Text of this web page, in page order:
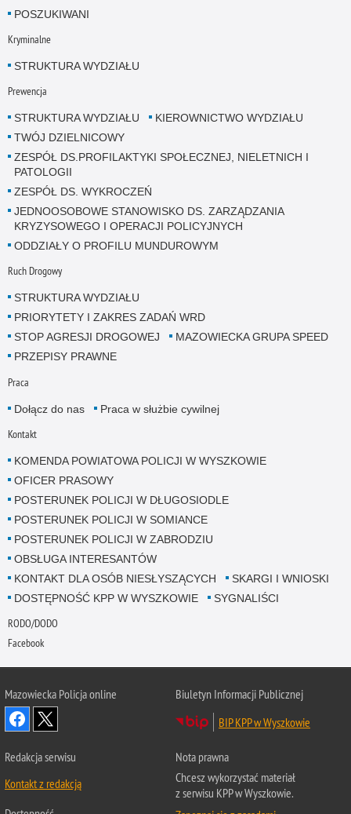
POSZUKIWANI
Kryminalne
STRUKTURA WYDZIAŁU
Prewencja
STRUKTURA WYDZIAŁU
KIEROWNICTWO WYDZIAŁU
TWÓJ DZIELNICOWY
ZESPÓŁ DS.PROFILAKTYKI SPOŁECZNEJ, NIELETNICH I
PATOLOGII
ZESPÓŁ DS. WYKROCZEŃ
JEDNOOSOBOWE STANOWISKO DS. ZARZĄDZANIA
KRYZYSOWEGO I OPERACJI POLICYJNYCH
ODDZIAŁY O PROFILU MUNDUROWYM
Ruch Drogowy
STRUKTURA WYDZIAŁU
PRIORYTETY I ZAKRES ZADAŃ WRD
STOP AGRESJI DROGOWEJ
MAZOWIECKA GRUPA SPEED
PRZEPISY PRAWNE
Praca
Dołącz do nas Praca w służbie cywilnej
Kontakt
KOMENDA POWIATOWA POLICJI W WYSZKOWIE
OFICER PRASOWY
POSTERUNEK POLICJI W DŁUGOSIODLE
POSTERUNEK POLICJI W SOMIANCE
POSTERUNEK POLICJI W ZABRODZIU
OBSŁUGA INTERESANTÓW
KONTAKT DLA OSÓB NIESŁYSZĄCYCH
SKARGI I WNIOSKI
DOSTĘPNOŚĆ KPP W WYSZKOWIE
SYGNALIŚCI
RODO/DODO
Facebook
Mazowiecka Policja online
Biuletyn Informacji Publicznej
BIP KPP w Wyszkowie
Redakcja serwisu
Kontakt z redakcją
Nota prawna
Chcesz wykorzystać materiał
z serwisu KPP w Wyszkowie.